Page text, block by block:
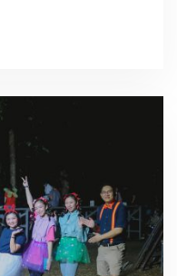
วิทยากรโดย “อาจารย์ศุภชัย ไตรอุโฆษ”